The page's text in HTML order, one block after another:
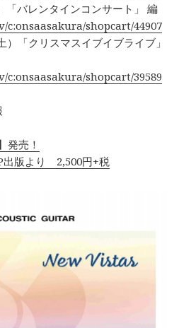
「バレンタインコンサート」 編
shopcart/44907
）「クリスマスイブイブライブ」
shopcart/39589
発売！
版より 2,500円+税